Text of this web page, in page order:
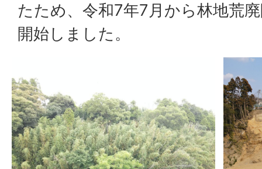
たため、令和7年7月から林地荒
開始しました。